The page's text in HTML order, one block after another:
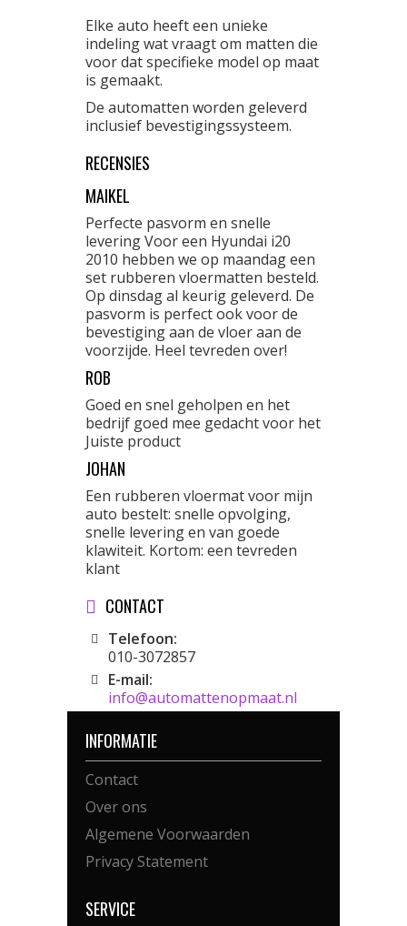
Elke auto heeft een unieke
indeling wat vraagt om matten die
voor dat specifieke model op maat
is gemaakt.
De automatten worden geleverd
inclusief bevestigingssysteem.
RECENSIES
MAIKEL
Perfecte pasvorm en snelle
levering Voor een Hyundai i20
2010 hebben we op maandag een
set rubberen vloermatten besteld.
Op dinsdag al keurig geleverd. De
pasvorm is perfect ook voor de
bevestiging aan de vloer aan de
voorzijde. Heel tevreden over!
ROB
Goed en snel geholpen en het
bedrijf goed mee gedacht voor het
Juiste product
JOHAN
Een rubberen vloermat voor mijn
auto bestelt: snelle opvolging,
snelle levering en van goede
klawiteit. Kortom: een tevreden
klant
CONTACT
Telefoon:
010-3072857
E-mail:
info@automattenopmaat.nl
INFORMATIE
Contact
Over ons
Algemene Voorwaarden
Privacy Statement
SERVICE